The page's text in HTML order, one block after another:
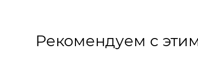
Рекомендуем с